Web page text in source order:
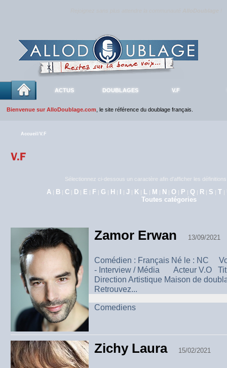
ACTUS DOUBLAGES V.F
Bienvenue sur AlloDoublage.com , le site référence du doublage français.
Accueil /V.F
Sélectionnez ci-dessous un caractère afin d'afficher les
A | B | C | D | E | F | G | H | I |J | K | L | M | N | O | P | Q | R | S | T |
Toutes catégories
Zamor Erwan 13/09/2021
Comédien : Français Né le : NC
- Interview / Média Acteur V.O
Direction Artistique Maison de
Retrouvez...
Comediens
Zichy Laura 15/02/2021